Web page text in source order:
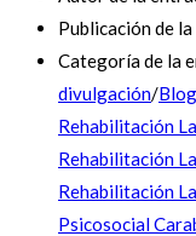
Publicación de
Categoría de la
divulgación/Blog
Rehabilitación
Rehabilitación
Rehabilitación
Psicosocial